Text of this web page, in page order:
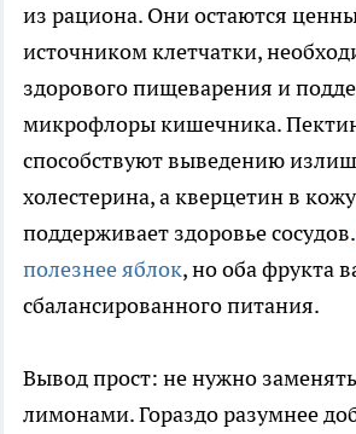
из рациона. Они остаются
источником клетчатки,
здорового пищеварения и
микрофлоры кишечника.
способствуют выведению
холестерина, а кверцетин в
поддерживает здоровье сосудов.
полезнее яблок, но оба фрукта
сбалансированного питания.
Вывод прост: не нужно
лимонами. Гораздо разумнее